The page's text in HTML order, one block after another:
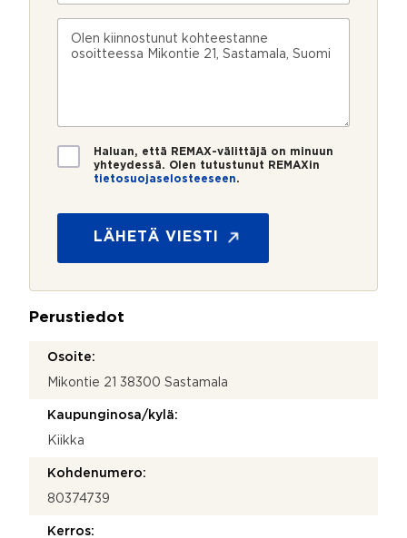
o
i
n
o
*
h
i
*
T
i
o
*
Haluan, että REMAX-välittäjä on minuun
yhteydessä. Olen tutustunut REMAXin
tietosuojaselosteeseen.
LÄHETÄ VIESTI
Perustiedot
Osoite:
Mikontie 21 38300 Sastamala
Kaupunginosa/kylä:
Kiikka
Kohdenumero:
80374739
Kerros: